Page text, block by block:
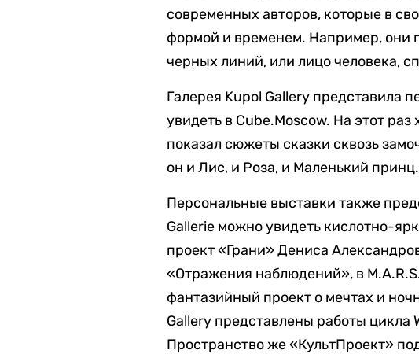
современных авторов, которые в
формой и временем. Например, они
черных линий, или лицо человека,
Галерея Kupol Gallery представила
увидеть в Cube.Moscow. На этот
показал сюжеты сказки сквозь
он и Лис, и Роза, и Маленький принц.
Персональные выставки также
Gallerie можно увидеть кислотно-
проект «Грани» Дениса
«Отражения наблюдений», в
фантазийный проект о мечтах и
Gallery представлены работы цикла
Пространство же «КультПроект»